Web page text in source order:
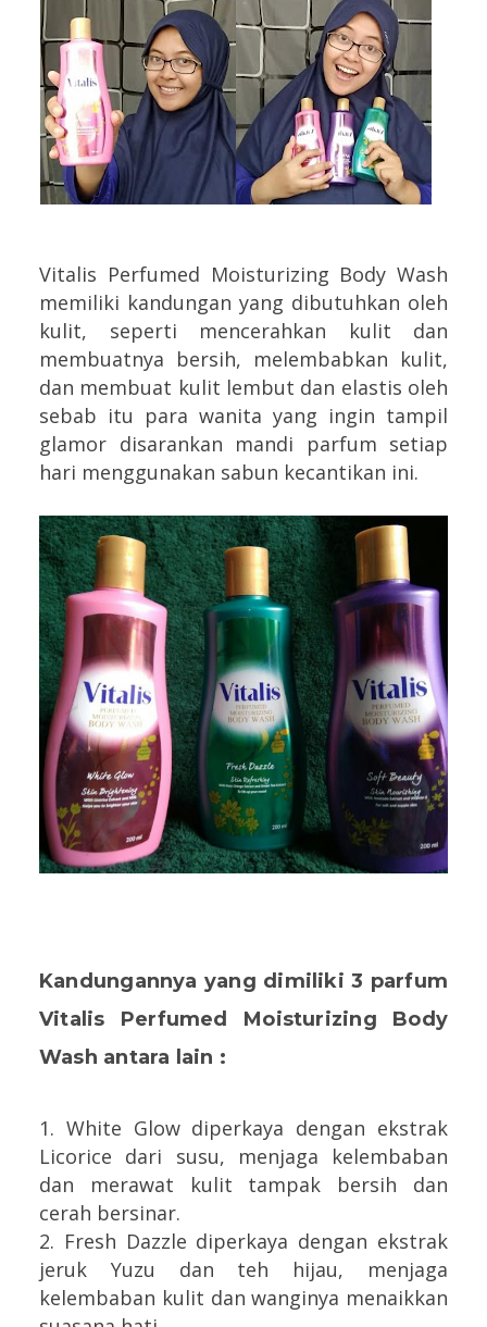
Vitalis Perfumed Moisturizing Body Wash
memiliki kandungan yang dibutuhkan oleh
kulit, seperti mencerahkan kulit dan
membuatnya bersih, melembabkan kulit,
dan membuat kulit lembut dan elastis oleh
sebab itu para wanita yang ingin tampil
glamor disarankan mandi parfum setiap
hari menggunakan sabun kecantikan ini.
Kandungannya yang dimiliki 3 parfum
Vitalis Perfumed Moisturizing Body
Wash antara lain :
1. White Glow diperkaya dengan ekstrak
Licorice dari susu, menjaga kelembaban
dan merawat kulit tampak bersih dan
cerah bersinar.
2. Fresh Dazzle diperkaya dengan ekstrak
jeruk Yuzu dan teh hijau, menjaga
kelembaban kulit dan wanginya menaikkan